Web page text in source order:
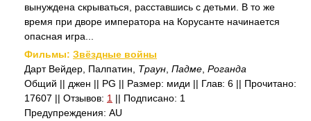
вынуждена скрываться, расставшись с детьми. В то же
время при дворе императора на Корусанте начинается
опасная игра...
Фильмы: Звёздные войны
Дарт Вейдер, Палпатин, Траун Падме Роганда
Общий || джен || PG || Размер: миди || Глав: 6 || Прочитано:
17607 || Отзывов: 1 || Подписано: 1
Предупреждения: AU